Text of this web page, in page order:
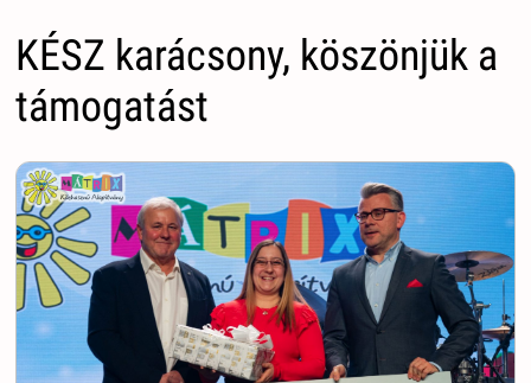
KÉSZ karácsony, köszönjük a
támogatást